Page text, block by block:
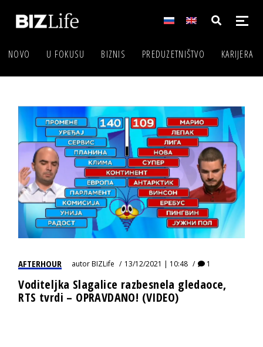
NOVO U FOKUSU BIZNIS PREDUZETNIŠTVO KARIJERA
AFTERHOUR autorBIZLife 13/12/2021 | 10:48 1
Voditeljka Slagalice razbesnela gledaoce,
RTS tvrdi – OPRAVDANO! (VIDEO)